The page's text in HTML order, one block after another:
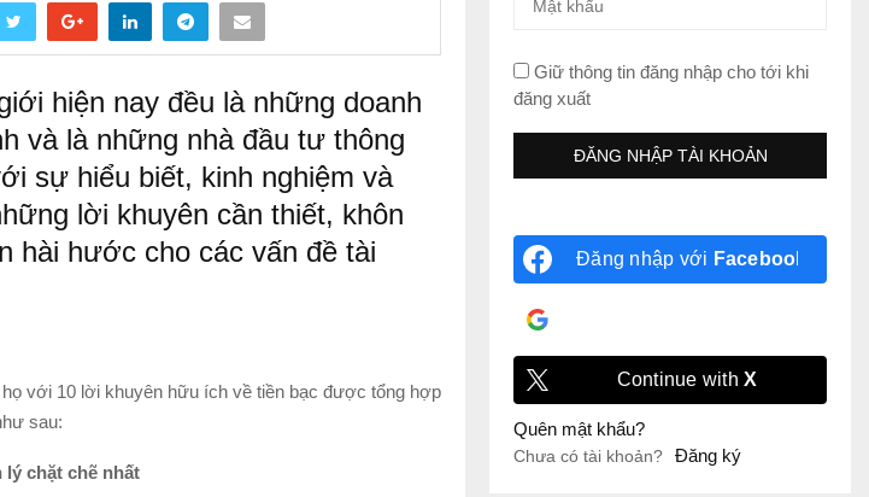
hiện nay đều là những doanh
và là những nhà đầu tư thông
sự hiểu biết, kinh nghiệm và
lời khuyên cần thiết, khôn
hài hước cho các vấn đề tài
với 10 lời khuyên hữu ích về tiền bạc được tổng hợp
sau:
lý chặt chẽ nhất
Giữ thông tin đăng nhập cho tới khi
đăng xuất
Đăng nhập với Facebook
Continue withX
Quên mật khẩu?
Chưa có tài khoản? Đăng ký